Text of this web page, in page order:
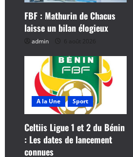
a
r
t
l
e
FBF : Mathurin de Chacus
laisse un bilan élogieux
admin 6 août 2026
A la Une Sport
Celtiis Ligue 1 et 2 du Bénin
: Les dates de lancement
connues